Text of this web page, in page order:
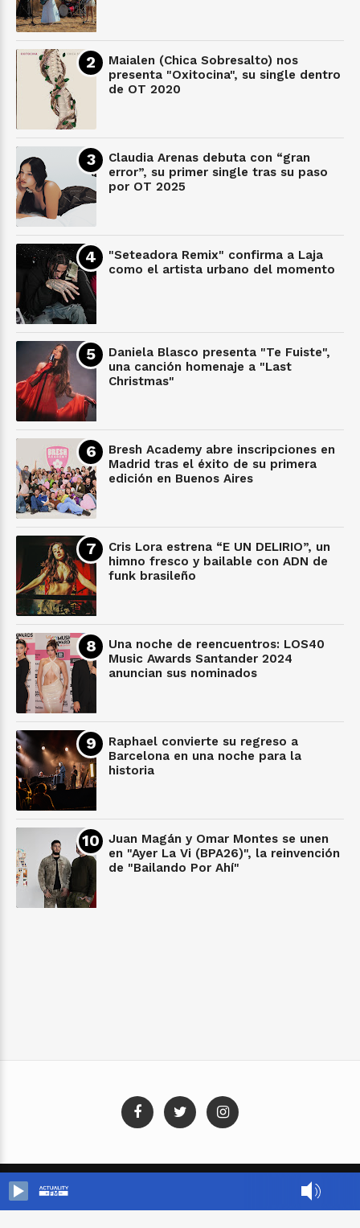
Maialen (Chica Sobresalto) nos
presenta "Oxitocina", su single dentro
de OT 2020
Claudia Arenas debuta con “gran
error”, su primer single tras su paso
por OT 2025
"Seteadora Remix" confirma a Laja
como el artista urbano del momento
Daniela Blasco presenta "Te Fuiste",
una canción homenaje a "Last
Christmas"
Bresh Academy abre inscripciones en
Madrid tras el éxito de su primera
edición en Buenos Aires
Cris Lora estrena “E UN DELIRIO”, un
himno fresco y bailable con ADN de
funk brasileño
Una noche de reencuentros: LOS40
Music Awards Santander 2024
anuncian sus nominados
Raphael convierte su regreso a
Barcelona en una noche para la
historia
Juan Magán y Omar Montes se unen
en "Ayer La Vi (BPA26)", la reinvención
de "Bailando Por Ahí"
Templatezy